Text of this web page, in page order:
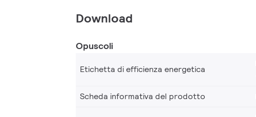
Download
Opuscoli
Etichetta di efficienza energetica
Scheda informativa del prodotto